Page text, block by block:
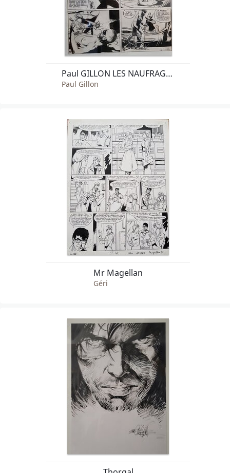
Paul GILLON LES NAUFRAGÉS DU TEMPS LABYRINTHES (T.3), HACHETTE 1976
Paul Gillon
Mr Magellan
Géri